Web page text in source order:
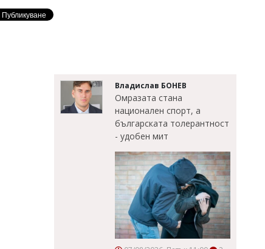
Владислав БОНЕВ
Омразата стана
национален спорт, а
българската толерантност
- удобен мит